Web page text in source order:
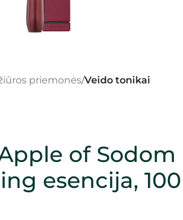
priemonės Veido tonikai
of Sodom
esencija, 100